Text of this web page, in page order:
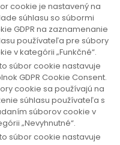
cookie je nastavený na
súhlasu so súbormi
GDPR na zaznamenanie
používateľa pre súbory
v kategórii „Funkčné“.
súbor cookie nastavuje
GDPR Cookie Consent.
cookie sa používajú na
súhlasu používateľa s
súborov cookie v
„Nevyhnutné“.
súbor cookie nastavuje